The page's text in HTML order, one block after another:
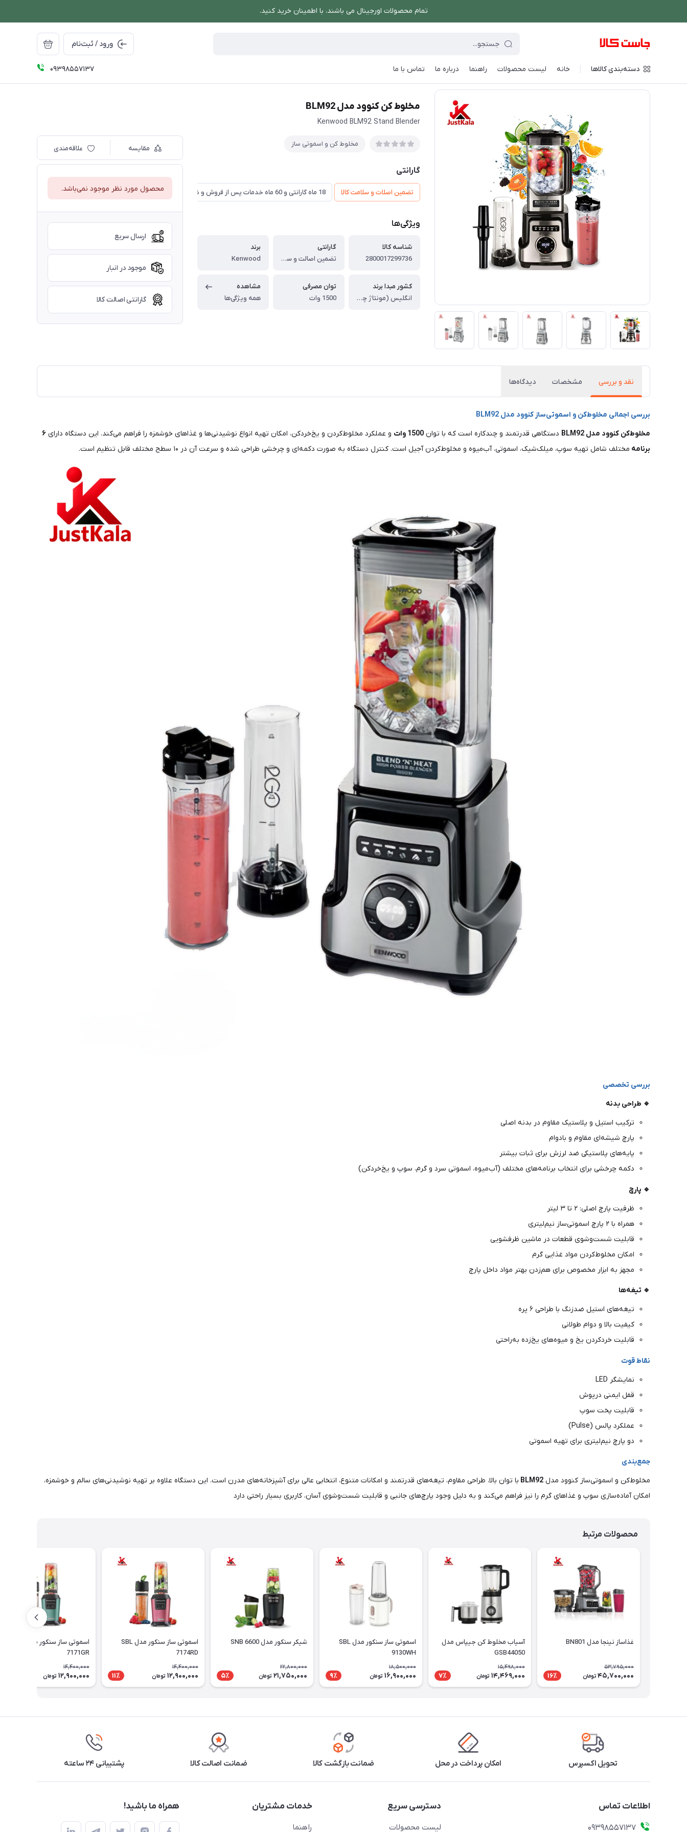
تمام محصولات اورجینال می باشند، با اطمینان خرید کنید.
ورود / ثبت‌نام
دسته‌بندی کالاها خانه لیست محصولات راهنما درباره ما تماس با ما 09398557137
فروشگاه اینترنتی جاست کالا نوشیدنی ساز مخلوط کن و اسموتی ساز مخلوط کن کنوود مدل BLM92
مخلوط کن کنوود مدل BLM92
Kenwood BLM92 Stand Blender
مخلوط کن و اسموتی ساز
گارانتی
تضمین اصلات و سلامت کالا 18 ماه گارانتی و 60 ماه خدمات پس از فروش و ضمانت تعویض
ویژگی‌ها
شناسه کالا
2800017299736
گارانتی
تضمین اصالت و سلامت کالا (اورجینال)
برند
Kenwood
کشور مبدا برند
انگلیس (مونتاژ چین)
توان مصرفی
1500 وات
مشاهده
همه ویژگی‌ها
مقایسه علاقه‌مندی
محصول مورد نظر موجود نمی‌باشد.
ارسال سریع
موجود در انبار
گارانتی اصالت کالا
نقد و بررسی مشخصات دیدگاه‌ها
بررسی اجمالی مخلوط‌کن و اسموتی‌ساز کنوود مدل BLM92
مخلوط‌کن کنوود مدل BLM92
دستگاهی قدرتمند و چندکاره است که با توان 1500 وات و عملکرد مخلوط‌کردن و یخ‌خردکن، امکان تهیه انواع نوشیدنی‌ها و غذاهای خوشمزه را فراهم می‌کند. این دستگاه دارای ۶
برنامه مختلف شامل تهیه سوپ، میلک‌شیک، اسموتی، آب‌میوه و مخلوط‌کردن آجیل است. کنترل دستگاه به صورت دکمه‌ای و چرخشی طراحی شده و سرعت آن در ۱۰ سطح مختلف قابل تنظیم است.
بررسی تخصصی
🔹 طراحی بدنه
ترکیب استیل و پلاستیک مقاوم در بدنه اصلی
پارچ شیشه‌ای مقاوم و بادوام
پایه‌های پلاستیکی ضد لرزش برای ثبات بیشتر
دکمه چرخشی برای انتخاب برنامه‌های مختلف (آب‌میوه، اسموتی سرد و گرم، سوپ و یخ‌خردکن)
🔹 پارچ
ظرفیت پارچ اصلی: ۲ تا ۳ لیتر
همراه با ۲ پارچ اسموتی‌ساز نیم‌لیتری
قابلیت شست‌وشوی قطعات در ماشین ظرفشویی
امکان مخلوط‌کردن مواد غذایی گرم
مجهز به ابزار مخصوص برای هم‌زدن بهتر مواد داخل پارچ
🔹 تیغه‌ها
تیغه‌های استیل ضدزنگ با طراحی ۶ پره
کیفیت بالا و دوام طولانی
قابلیت خردکردن یخ و میوه‌های یخ‌زده به‌راحتی
نقاط قوت
نمایشگر LED
قفل ایمنی درپوش
قابلیت پخت سوپ
عملکرد پالس (Pulse)
دو پارچ نیم‌لیتری برای تهیه اسموتی
جمع‌بندی
مخلوط‌کن و اسموتی‌ساز کنوود مدل BLM92 با توان بالا، طراحی مقاوم، تیغه‌های قدرتمند و امکانات متنوع، انتخابی عالی برای آشپزخانه‌های مدرن است. این دستگاه علاوه بر تهیه نوشیدنی‌های سالم و خوشمزه،
امکان آماده‌سازی سوپ و غذاهای گرم را نیز فراهم می‌کند و به دلیل وجود پارچ‌های جانبی و قابلیت شست‌وشوی آسان، کاربری بسیار راحتی دارد
محصولات مرتبط
غذاساز نینجا مدل BN801
53,795,000
45,700,000 تومان 16٪
آسیاب مخلوط کن جیپاس مدل
GSB44050
15,498,000
14,469,000 تومان 7٪
اسموتی ساز سنکور مدل SBL
9130WH
18,500,000
16,900,000 تومان 9٪
شیکر سنکور مدل SNB 6600
22,800,000
21,750,000 تومان 5٪
اسموتی ساز سنکور مدل SBL
7174RD
14,400,000
12,900,000 تومان 11٪
7171GR
14,400,000
12,900,000 تومان
تحویل اکسپرس امکان پرداخت در محل ضمانت بازگشت کالا ضمانت اصالت کالا پشتیبانی ۲۴ ساعته
اطلاعات تماس
09398557137
دسترسی سریع
لیست محصولات
خدمات مشتریان
راهنما
همراه ما باشید!